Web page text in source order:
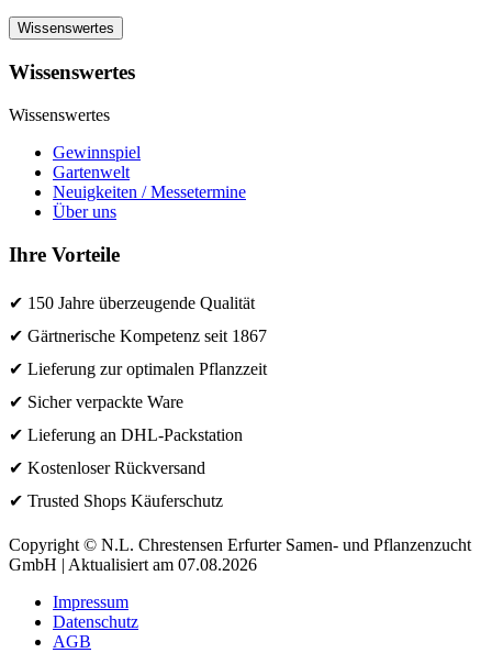
Wissenswertes
Wissenswertes
Wissenswertes
Gewinnspiel
Gartenwelt
Neuigkeiten / Messetermine
Über uns
Ihre Vorteile
✔ 150 Jahre überzeugende Qualität
✔ Gärtnerische Kompetenz seit 1867
✔ Lieferung zur optimalen Pflanzzeit
✔ Sicher verpackte Ware
✔ Lieferung an DHL-Packstation
✔ Kostenloser Rückversand
✔ Trusted Shops Käuferschutz
Copyright © N.L. Chrestensen Erfurter Samen- und Pflanzenzucht
GmbH | Aktualisiert am 07.08.2026
Impressum
Datenschutz
AGB